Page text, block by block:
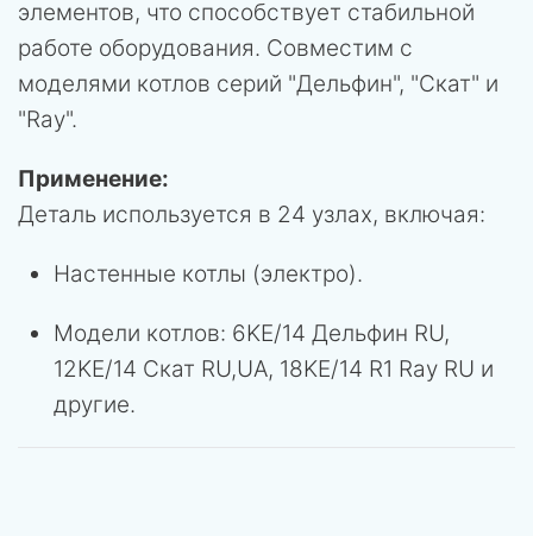
элементов, что способствует стабильной
работе оборудования. Совместим с
моделями котлов серий "Дельфин", "Скат" и
"Ray".
Применение:
Деталь используется в 24 узлах, включая:
Настенные котлы (электро).
Модели котлов: 6KE/14 Дельфин RU,
12KE/14 Скат RU,UA, 18KE/14 R1 Ray RU и
другие.